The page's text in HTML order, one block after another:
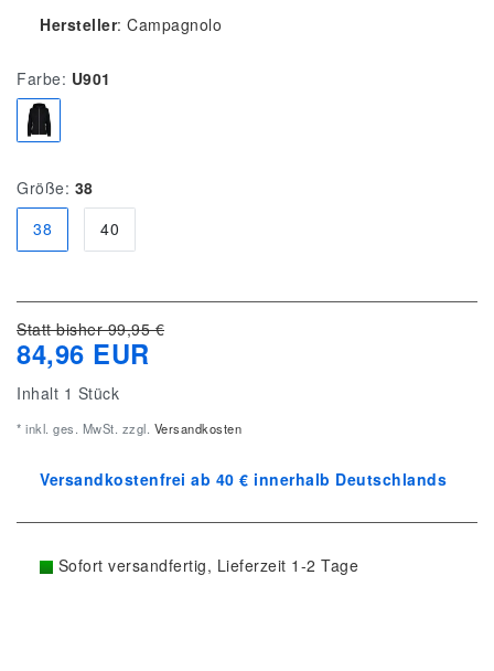
Hersteller: Campagnolo
Farbe: U901
Größe: 38
38
40
Statt bisher 99,95 €
84,96 EUR
Inhalt 1 Stück
* inkl. ges. MwSt. zzgl. Versandkosten
Versandkostenfrei ab 40 € innerhalb Deutschlands
Sofort versandfertig, Lieferzeit 1-2 Tage